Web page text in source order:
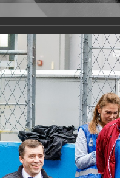
Задать вопрос
Базы данных